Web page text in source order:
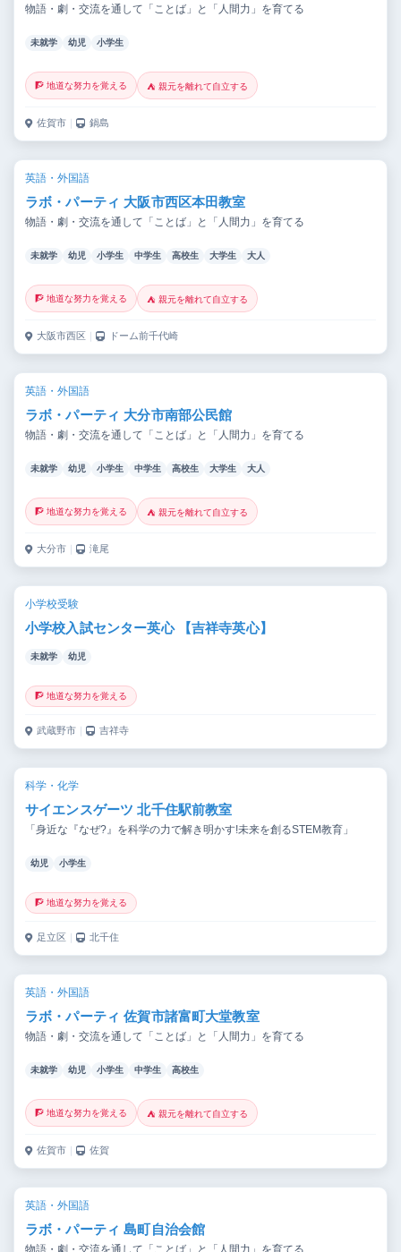
物語・劇・交流を通して「ことば」と「人間力」を育てる
未就学 幼児 小学生
🧗 地道な努力を覚える ⛺ 親元を離れて自立する
佐賀市 ｜ 鍋島
英語・外国語
ラボ・パーティ 大阪市西区本田教室
物語・劇・交流を通して「ことば」と「人間力」を育てる
未就学 幼児 小学生 中学生 高校生 大学生 大人
🧗 地道な努力を覚える ⛺ 親元を離れて自立する
大阪市西区 ｜ ドーム前千代崎
英語・外国語
ラボ・パーティ 大分市南部公民館
物語・劇・交流を通して「ことば」と「人間力」を育てる
未就学 幼児 小学生 中学生 高校生 大学生 大人
🧗 地道な努力を覚える ⛺ 親元を離れて自立する
大分市 ｜ 滝尾
小学校受験
小学校入試センター英心 【吉祥寺英心】
未就学 幼児
🧗 地道な努力を覚える
武蔵野市 ｜ 吉祥寺
科学・化学
サイエンスゲーツ 北千住駅前教室
「身近な『なぜ?』を科学の力で解き明かす!未来を創るSTEM教育」
幼児 小学生
🧗 地道な努力を覚える
足立区 ｜ 北千住
英語・外国語
ラボ・パーティ 佐賀市諸富町大堂教室
物語・劇・交流を通して「ことば」と「人間力」を育てる
未就学 幼児 小学生 中学生 高校生
🧗 地道な努力を覚える ⛺ 親元を離れて自立する
佐賀市 ｜ 佐賀
英語・外国語
ラボ・パーティ 島町自治会館
物語・劇・交流を通して「ことば」と「人間力」を育てる